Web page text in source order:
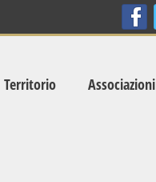
Territorio Associazioni